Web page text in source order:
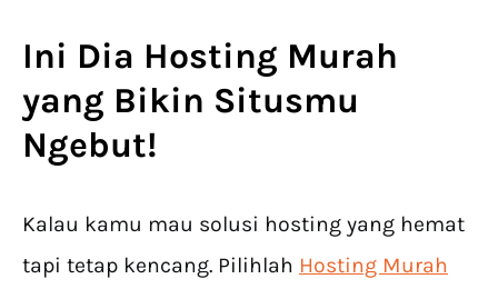
Ini Dia Hosting Murah
yang Bikin Situsmu
Ngebut!
Kalau kamu mau solusi hosting yang hemat
tapi tetap kencang. Pilihlah Hosting Murah